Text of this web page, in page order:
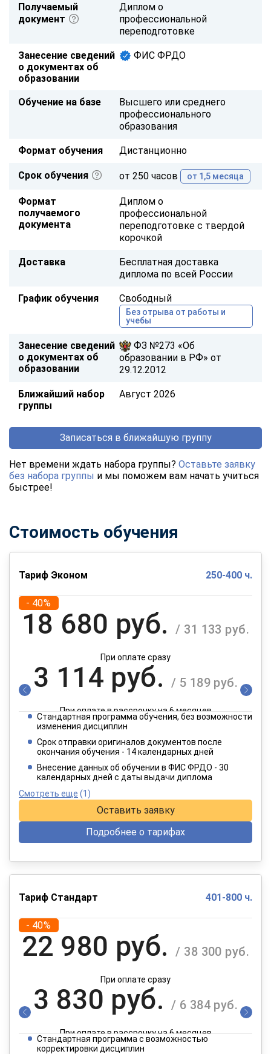
Получаемый
документ
Диплом о
профессиональной
переподготовке
Занесение сведений
о документах об
образовании
ФИС ФРДО
Обучение на базе
Высшего или среднего
профессионального
образования
Формат обучения Дистанционно
Срок обучения от 250 часов от 1,5 месяца
Формат
получаемого
документа
Диплом о
профессиональной
переподготовке с твердой
корочкой
Доставка
Бесплатная доставка
диплома по всей России
График обучения Свободный
Без отрыва от работы и
учебы
Занесение сведений
о документах об
образовании
ФЗ №273 «Об
образовании в РФ» от
29.12.2012
Ближайший набор
группы
Август 2026
Записаться в ближайшую группу
Нет времени ждать набора группы? Оставьте заявку
без набора группы и мы поможем вам начать учиться
быстрее!
Стоимость обучения
Тариф Эконом 250-400 ч.
- 40%
18 680 руб. / 31 133 руб.
При оплате сразу
3 114 руб. / 5 189 руб.
При оплате в рассрочку на 6 месяцев
1 557 руб.
При оплате в рассрочку на 12 месяцев
Стандартная программа обучения, без возможности
изменения дисциплин
Срок отправки оригиналов документов после
окончания обучения - 14 календарных дней
Внесение данных об обучении в ФИС ФРДО - 30
календарных дней с даты выдачи диплома
Смотреть еще (1)
Оставить заявку
Подробнее о тарифах
Тариф Стандарт 401-800 ч.
- 40%
22 980 руб. / 38 300 руб.
При оплате сразу
3 830 руб. / 6 384 руб.
При оплате в рассрочку на 6 месяцев
Стандартная программа с возможностью
корректировки дисциплин